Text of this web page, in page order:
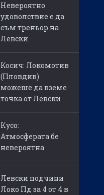
Невероятно
удоволствие е да
съм треньор на
Левски
Косич: Локомотив
(Пловдив)
можеше да вземе
точка от Левски
Кусо:
Атмосферата бе
невероятна
Левски подчини
Локо Пд за 4 от 4 в